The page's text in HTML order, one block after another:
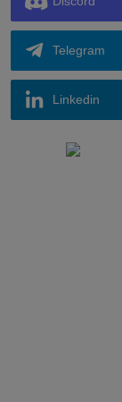
Telegram
Linkedin